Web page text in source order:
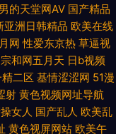
看 深夜释放在线 91新视
播放 韩国AV不卡 欧美性
新网址 午夜日韩 成人午
航 岛国午夜视频 久久三
男的天堂网AV 国产精品
亚洲日韩精品 欧美在线
网 性爱东京热 草逼视
宗和网五月天 日b视频
二区 基情涩涩网 51漫
射 黄色视频网址导航
女人 国产乱人 欧美乱
黄色视屏网站 欧美午